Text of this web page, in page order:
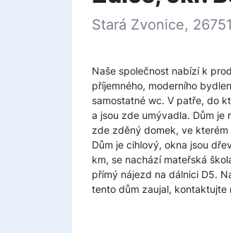
Stará Zvonice,
Naše společnost nabízí k
příjemného, moderního
samostatné wc. V patře, do
a jsou zde umývadla. Dům
zde zděný domek, ve
Dům je cihlový, okna jsou
km, se nachází mateřská
přímý nájezd na dálnici D5.
tento dům zaujal, kontaktujte